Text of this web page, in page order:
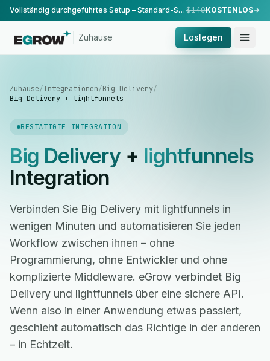
Vollständig durchgeführtes Setup – Standard-Setup, durchgeführt von unserem Team. $149KOSTENLOS
Zuhause Loslegen
Zuhause/Integrationen/Big Delivery/
Big Delivery + lightfunnels
BESTÄTIGTE INTEGRATION
Big Delivery+ lightfunnels
Integration
Verbinden Sie Big Delivery mit lightfunnels in
wenigen Minuten und automatisieren Sie jeden
Workflow zwischen ihnen – ohne
Programmierung, ohne Entwickler und ohne
komplizierte Middleware. eGrow verbindet Big
Delivery und lightfunnels über eine sichere API.
Wenn also in einer Anwendung etwas passiert,
geschieht automatisch das Richtige in der anderen
– in Echtzeit.